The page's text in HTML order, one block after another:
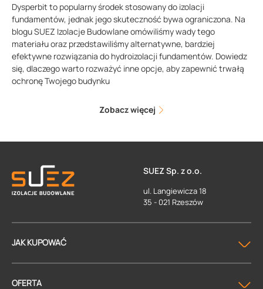
Dysperbit to popularny środek stosowany do izolacji
fundamentów, jednak jego skuteczność bywa ograniczona. Na
blogu SUEZ Izolacje Budowlane omówiliśmy wady tego
materiału oraz przedstawiliśmy alternatywne, bardziej
efektywne rozwiązania do hydroizolacji fundamentów. Dowiedz
się, dlaczego warto rozważyć inne opcje, aby zapewnić trwałą
ochronę Twojego budynku
Zobacz więcej
SUEZ Sp. z o.o.
ul. Langiewicza 18
35 - 021 Rzeszów
JAK KUPOWAĆ
OFERTA